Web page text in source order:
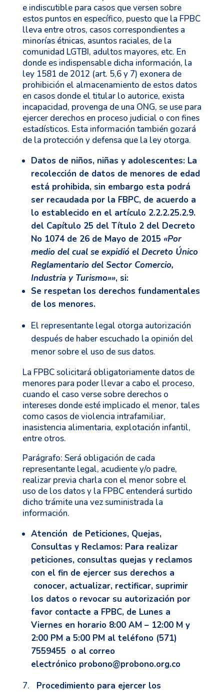
e indiscutible para casos que versen sobre
estos puntos en específico, puesto que la FPBC
lleva entre otros, casos correspondientes a
minorías étnicas, asuntos raciales, de la
comunidad LGTBI, adultos mayores, etc. En
donde es indispensable dicha información, la
ley 1581 de 2012 (art. 5,6 y 7) exonera de
prohibición el almacenamiento de estos datos
en casos donde el titular lo autorice, exista
incapacidad, provenga de una ONG, se use para
ejercer derechos en proceso judicial o con fines
estadísticos. Esta información también gozará
de la protección y defensa que la ley otorga.
Datos de niños, niñas y adolescentes:La
recolección de datos de menores de edad
está prohibida, sin embargo esta podrá
ser recaudada por la FBPC, de acuerdo a
lo establecido en el artículo 2.2.2.25.2.9.
del Capítulo 25 del Título 2 del Decreto
No 1074 de 26 de Mayo de 2015 «Por
medio del cual se expidió el Decreto Único
Reglamentario del Sector Comercio,
Industria y Turismo»», si:
Se respetan los derechos fundamentales
de los menores.
El representante legal otorga autorización
después de haber escuchado la opinión del
menor sobre el uso de sus datos.
La FPBC solicitará obligatoriamente datos de
menores para poder llevar a cabo el proceso,
cuando el caso verse sobre derechos o
intereses donde esté implicado el menor, tales
como casos de violencia intrafamiliar,
inasistencia alimentaria, explotación infantil,
entre otros.
Parágrafo: Será obligación de cada
representante legal, acudiente y/o padre,
realizar previa charla con el menor sobre el
uso de los datos y la FPBC entenderá surtido
dicho trámite una vez suministrada la
información.
Atención de Peticiones, Quejas,
Consultas y Reclamos: Para realizar
peticiones, consultas quejas y reclamos
con el fin de ejercer sus derechos a
conocer, actualizar, rectificar, suprimir
los datos o revocar su autorización por
favor contacte a FPBC, de Lunes a
Viernes en horario 8:00 AM – 12:00 M y
2:00 PM a 5:00 PM al teléfono (571)
7559455 o al correo
electrónico probono@probono.org.co
Procedimiento para ejercer los